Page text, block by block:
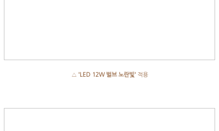
△ 'LED 12W 벌브 노란빛'적용